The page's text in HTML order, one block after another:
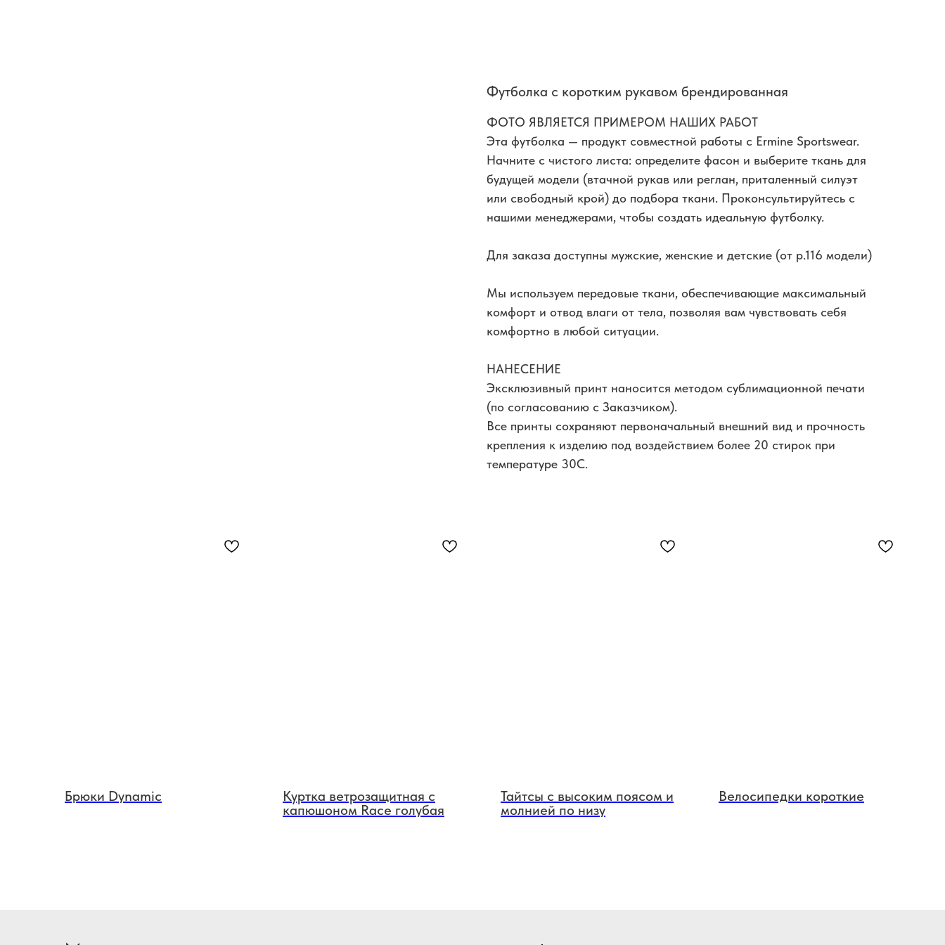
Футболка с коротким рукавом брендированная
ФОТО ЯВЛЯЕТСЯ ПРИМЕРОМ НАШИХ РАБОТ
Эта футболка — продукт совместной работы с Ermine Sportswear.
Начните с чистого листа: определите фасон и выберите ткань для
будущей модели (втачной рукав или реглан, приталенный силуэт
или свободный крой) до подбора ткани. Проконсультируйтесь с
нашими менеджерами, чтобы создать идеальную футболку.
Для заказа доступны мужские, женские и детские (от р.116 модели)
Мы используем передовые ткани, обеспечивающие максимальный
комфорт и отвод влаги от тела, позволяя вам чувствовать себя
комфортно в любой ситуации.
НАНЕСЕНИЕ
Эксклюзивный принт наносится методом сублимационной печати
(по согласованию с Заказчиком).
Все принты сохраняют первоначальный внешний вид и прочность
крепления к изделию под воздействием более 20 стирок при
температуре 30С.
Брюки Dynamic
Куртка ветрозащитная с
капюшоном Race голубая
Тайтсы с высоким поясом и
молнией по низу
Велосипедки короткие